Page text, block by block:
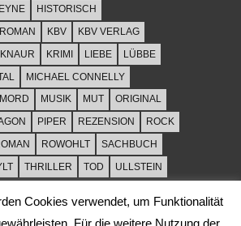
HISTORISCH
KBV
KBV VERLAG
KNAUR KRIMI LIEBE
LÜBBE
MICHAEL CONNELLY
MORD MUSIK MUT
ORIGINAL
PIPER REZENSION
ROCK
ROWOHLT
SACHBUCH
THRILLER TOD
ULLSTEIN
Cookies verwendet, um Funktionalität
Für die weitere Nutzung der